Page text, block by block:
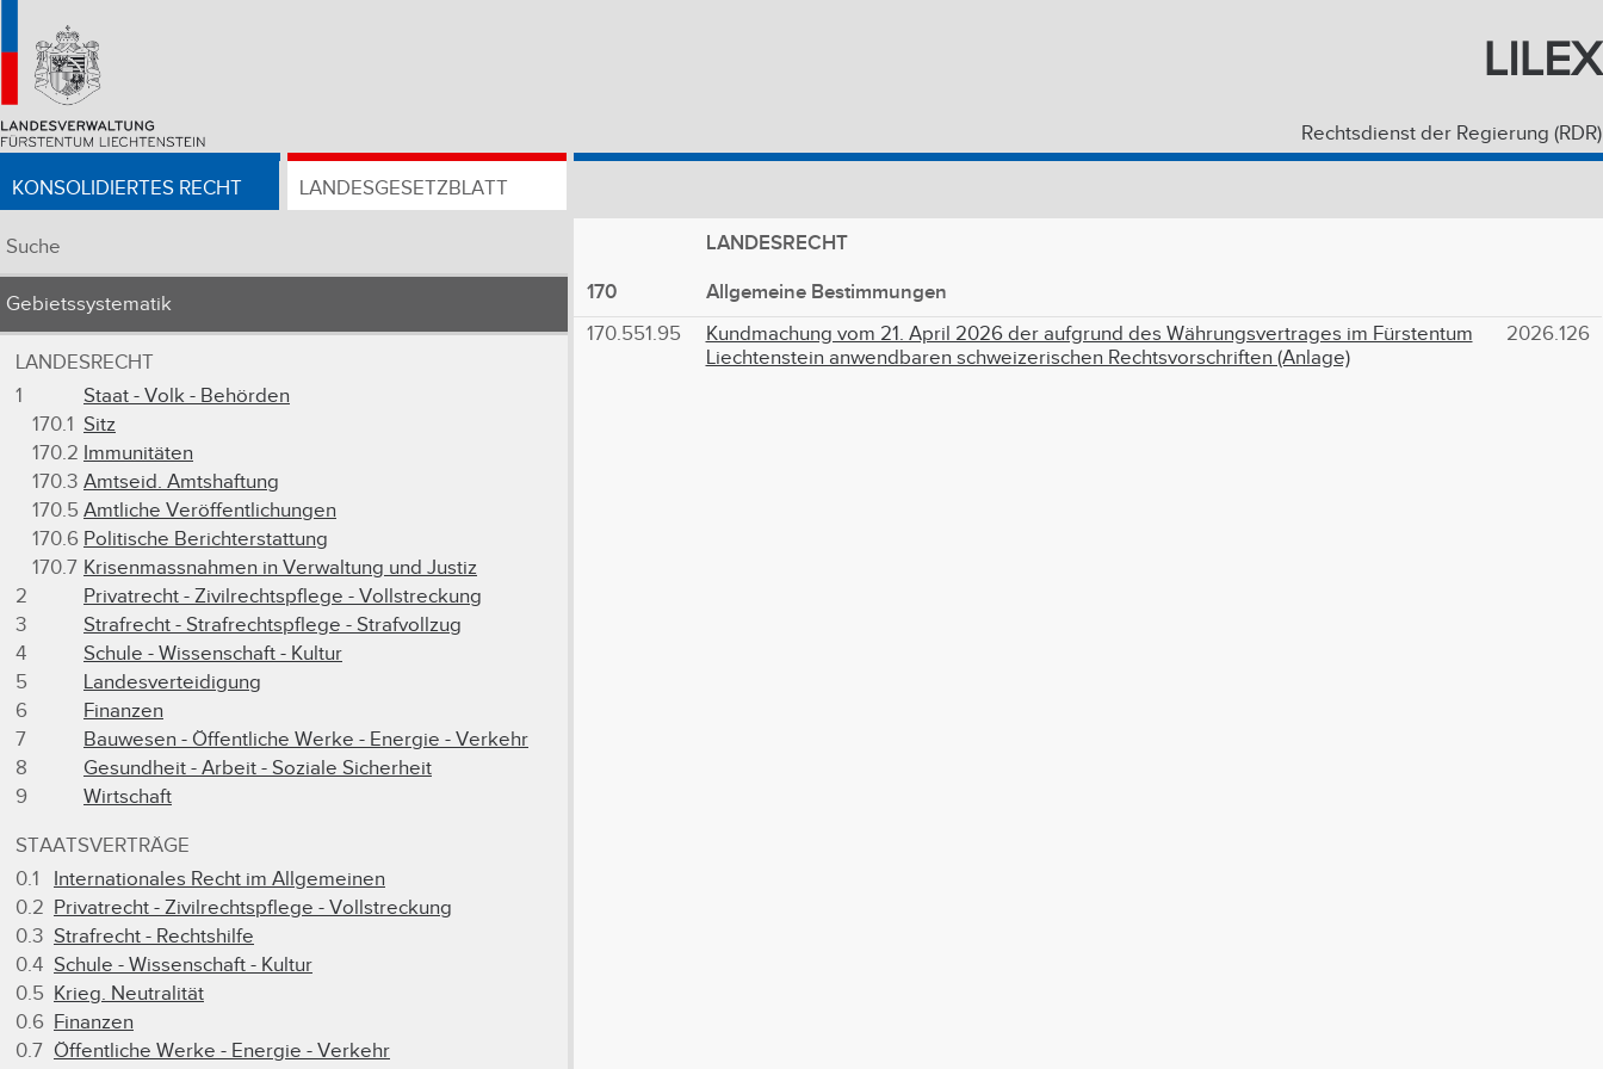
LILEX
Rechtsdienst der Regierung (RDR)
KONSOLIDIERTES RECHT LANDESGESETZBLATT
Suche
Gebietssystematik
LANDESRECHT
1
Staat - Volk - Behörden
170.1 Sitz
170.2 Immunitäten
170.3 Amtseid. Amtshaftung
170.5 Amtliche Veröffentlichungen
170.6 Politische Berichterstattung
170.7 Krisenmassnahmen in Verwaltung und Justiz
2
Privatrecht - Zivilrechtspflege - Vollstreckung
3
Strafrecht - Strafrechtspflege - Strafvollzug
4
Schule - Wissenschaft - Kultur
5
Landesverteidigung
6
Finanzen
7
Bauwesen - Öffentliche Werke - Energie - Verkehr
8
Gesundheit - Arbeit - Soziale Sicherheit
9
Wirtschaft
STAATSVERTRÄGE
0.1
Internationales Recht im Allgemeinen
0.2 Privatrecht - Zivilrechtspflege - Vollstreckung
0.3 Strafrecht - Rechtshilfe
0.4 Schule - Wissenschaft - Kultur
0.5 Krieg. Neutralität
0.6 Finanzen
0.7 Öffentliche Werke - Energie - Verkehr
LANDESRECHT
170
Allgemeine Bestimmungen
170.551.95
Kundmachung vom 21. April 2026 der aufgrund des Währungsvertrages im Fürstentum
Liechtenstein anwendbaren schweizerischen Rechtsvorschriften (Anlage)
2026.126